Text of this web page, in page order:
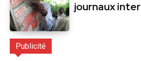
journaux
Publicité